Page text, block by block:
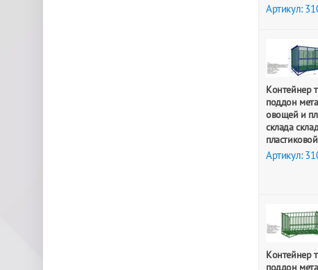
Артикул:
Контейнер
поддон
овощей и
склада
Артикул:
Контейнер
поддон